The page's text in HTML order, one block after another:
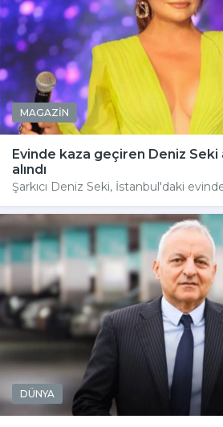
MAGAZİN
Evinde kaza geçiren Deniz
alındı
Şarkıcı Deniz Seki, İstanbul'daki
DÜNYA